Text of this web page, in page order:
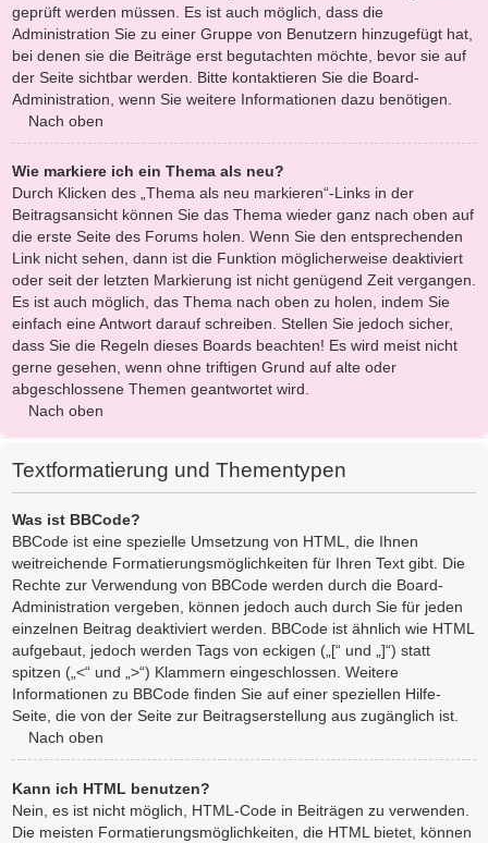
geprüft werden müssen. Es ist auch möglich, dass die
Administration Sie zu einer Gruppe von Benutzern hinzugefügt hat,
bei denen sie die Beiträge erst begutachten möchte, bevor sie auf
der Seite sichtbar werden. Bitte kontaktieren Sie die Board-
Administration, wenn Sie weitere Informationen dazu benötigen.
Nach oben
Wie markiere ich ein Thema als neu?
Durch Klicken des „Thema als neu markieren“-Links in der
Beitragsansicht können Sie das Thema wieder ganz nach oben auf
die erste Seite des Forums holen. Wenn Sie den entsprechenden
Link nicht sehen, dann ist die Funktion möglicherweise deaktiviert
oder seit der letzten Markierung ist nicht genügend Zeit vergangen.
Es ist auch möglich, das Thema nach oben zu holen, indem Sie
einfach eine Antwort darauf schreiben. Stellen Sie jedoch sicher,
dass Sie die Regeln dieses Boards beachten! Es wird meist nicht
gerne gesehen, wenn ohne triftigen Grund auf alte oder
abgeschlossene Themen geantwortet wird.
Nach oben
Textformatierung und Thementypen
Was ist BBCode?
BBCode ist eine spezielle Umsetzung von HTML, die Ihnen
weitreichende Formatierungsmöglichkeiten für Ihren Text gibt. Die
Rechte zur Verwendung von BBCode werden durch die Board-
Administration vergeben, können jedoch auch durch Sie für jeden
einzelnen Beitrag deaktiviert werden. BBCode ist ähnlich wie HTML
aufgebaut, jedoch werden Tags von eckigen („[“ und „]“) statt
spitzen („<“ und „>“) Klammern eingeschlossen. Weitere
Informationen zu BBCode finden Sie auf einer speziellen Hilfe-
Seite, die von der Seite zur Beitragserstellung aus zugänglich ist.
Nach oben
Kann ich HTML benutzen?
Nein, es ist nicht möglich, HTML-Code in Beiträgen zu verwenden.
Die meisten Formatierungsmöglichkeiten, die HTML bietet, können